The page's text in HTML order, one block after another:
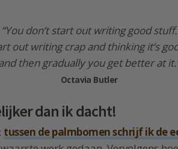
“You don’t start out writing good stuff.
out writing crap and thinking it’s
then gradually you get better at
Octavia Butler
dan ik dacht!
tussen de palmbomen schrijf ik de